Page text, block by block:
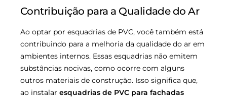
Contribuição para a Qualidade do Ar
Ao optar por esquadrias de PVC, você também está
contribuindo para a melhoria da qualidade do ar em
ambientes internos. Essas esquadrias não emitem
substâncias nocivas, como ocorre com alguns
outros materiais de construção. Isso significa que,
ao instalar esquadrias de PVC para fachadas